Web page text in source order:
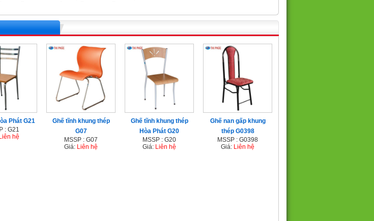
Phát G21
: G21
Liên hệ
Ghế tĩnh khung thép
G07
MSSP : G07
Giá: Liên hệ
Ghế tĩnh khung thép
Hòa Phát G20
MSSP : G20
Giá: Liên hệ
Ghế nan gấp khung
thép G0398
MSSP : G0398
Giá: Liên hệ